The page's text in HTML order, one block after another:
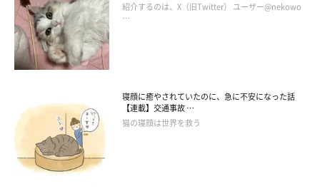
飼い主さん：
「ヒョウのぬいぐるみを与えたときもそうでしたが、モフくんは
同族の猫が本当に大好きなコのようです。先住猫たちにも物怖じ
フレンドリーで陽気な性格のモフくんは、先住猫を見つけると
『遊ぼうよ！ かまってよ！』と追いかけてはくっついてを繰り
返しています」
紹介するのは、X（旧Twitter） ユーザー@nekowo
…
寝顔に癒やされていたのに、急に不安になった話
【連載】交通事故 …
猫の寝顔は世界を救う